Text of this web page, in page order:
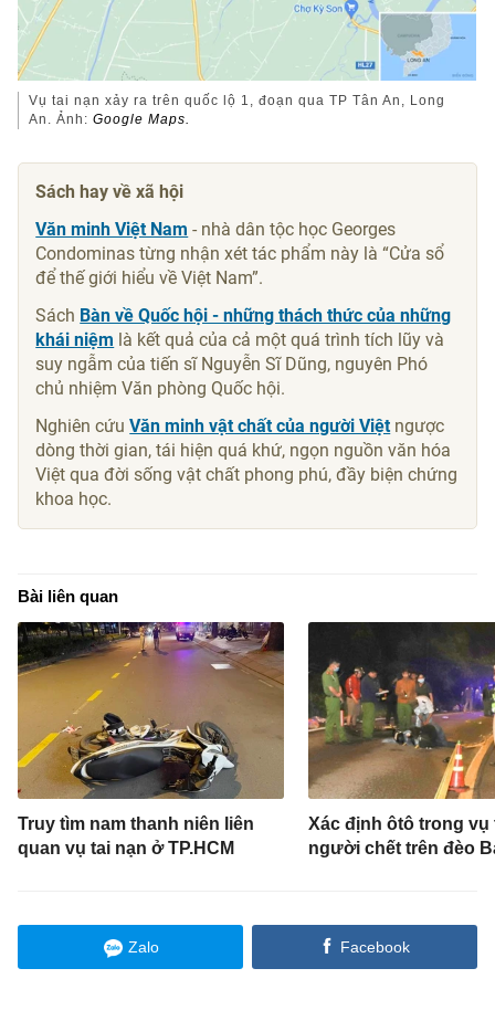
Vụ tai nạn xảy ra trên quốc lộ 1, đoạn qua TP Tân An, Long
An. Ảnh:Google Maps.
Sách hay về xã hội
Văn minh Việt Nam - nhà dân tộc học Georges
Condominas từng nhận xét tác phẩm này là “Cửa sổ
để thế giới hiểu về Việt Nam”.
Sách Bàn về Quốc hội - những thách thức của những
khái niệm là kết quả của cả một quá trình tích lũy và
suy ngẫm của tiến sĩ Nguyễn Sĩ Dũng, nguyên Phó
chủ nhiệm Văn phòng Quốc hội.
Nghiên cứu Văn minh vật chất của người Việt ngược
dòng thời gian, tái hiện quá khứ, ngọn nguồn văn hóa
Việt qua đời sống vật chất phong phú, đầy biện chứng
khoa học.
Bài liên quan
Truy tìm nam thanh niên liên
quan vụ tai nạn ở TP.HCM
Xác định ôtô trong vụ
người chết trên đèo
Zalo Facebook